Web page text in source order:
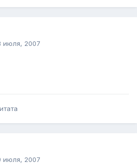
июля, 2007
июля, 2007